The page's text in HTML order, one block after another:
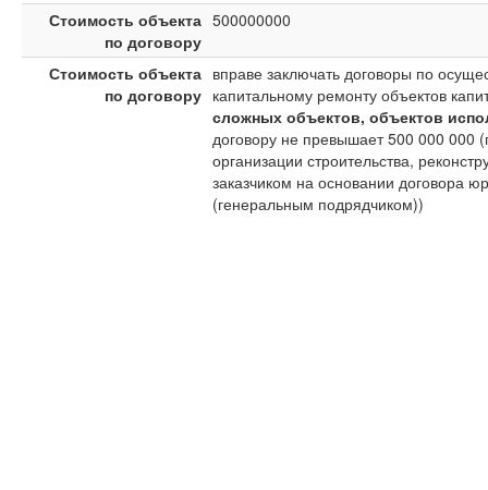
Стоимость объекта
по договору
500000000
Стоимость объекта
по договору
вправе заключать договоры по
капитальному ремонту объектов
сложных объектов, объектов
договору не превышает 500 000 000
организации строительства,
заказчиком на основании договора
(генеральным подрядчиком))